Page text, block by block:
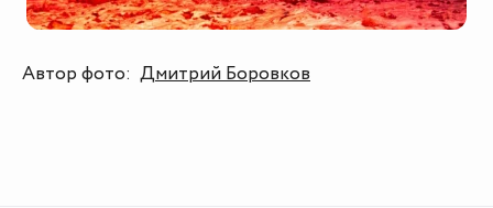
Автор фото: Дмитрий Боровков